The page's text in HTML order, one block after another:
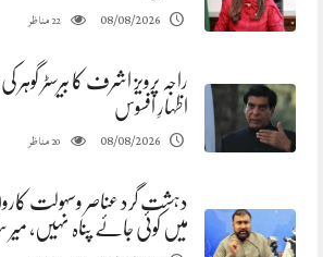
08/08/2026
22مناظر
راجہ پرویز اشرف کا بیرسٹر گوہر
اظہارِ افسوس
08/08/2026
20مناظر
دہشت گرد عناصر وسہولت
میں کوئی جائے پناہ نہیں، میر